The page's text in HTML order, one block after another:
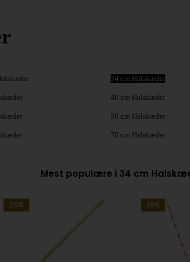
34 cm Halskæder
40 cm Halskæder
50 cm Halskæder
70 cm Halskæder
Mest populære i 34 cm
20% 19%